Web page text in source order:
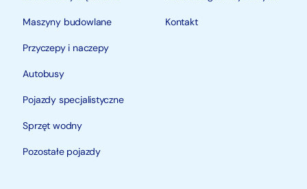
Maszyny budowlane
Przyczepy i naczepy
Autobusy
Pojazdy specjalistyczne
Sprzęt wodny
Pozostałe pojazdy
Kontakt